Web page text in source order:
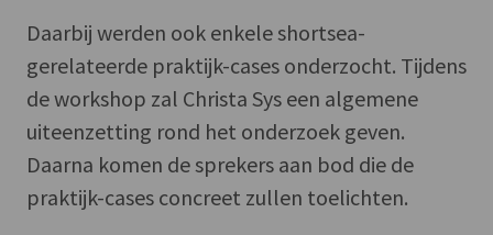
Daarbij werden ook enkele shortsea-
gerelateerde praktijk-cases onderzocht. Tijdens
de workshop zal Christa Sys een algemene
uiteenzetting rond het onderzoek geven.
Daarna komen de sprekers aan bod die de
praktijk-cases concreet zullen toelichten.